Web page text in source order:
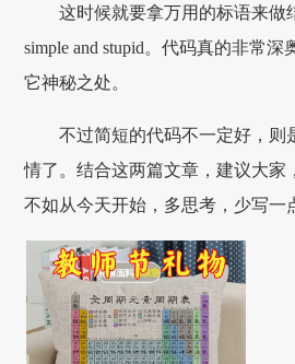
这时候就要拿万用的标语来做
simple and stupid。代码真的非常
它神秘之处。
不过简短的代码不一定好，则
情了。结合这两篇文章，建议大家
不如从今天开始，多思考，少写一